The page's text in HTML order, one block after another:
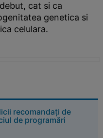
cat si ca
genetica si
celulara.
recomandați de
de programări